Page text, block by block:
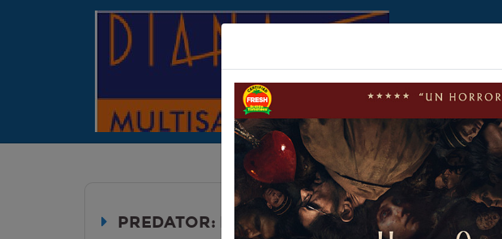
Home | Biglietteria
PREDATOR: BADLANDS